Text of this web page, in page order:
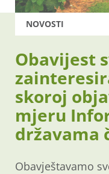
NOVOSTI
Obavijest
skoroj
mjeru
državama
Obavještavamo